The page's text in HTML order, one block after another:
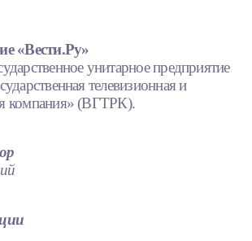
«Вести.Ру»
унитарное предприятие
телевизионная и
компания» (ВГТРК).